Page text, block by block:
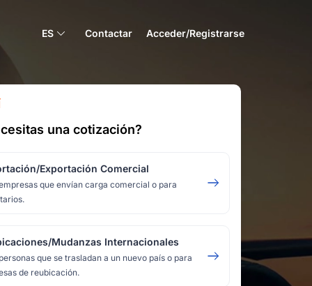
ES Contactar Acceder/Registrarse
una cotización?
Exportación Comercial
que envían carga comercial o para
Mudanzas Internacionales
que se trasladan a un nuevo país o para
de reubicación.